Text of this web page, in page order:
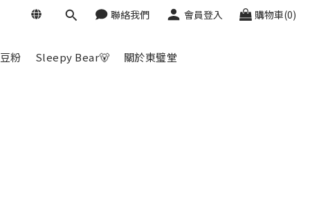
聯絡我們 會員登入 購物車(0)
粉 Sleepy Bear🐻
關於東璧堂